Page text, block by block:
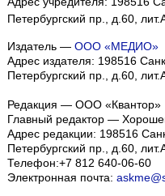
Петербургский пр., д.60,
Издатель — ООО «МЕДИО»
Адрес издателя: 198516
Петербургский пр., д.60,
Редакция — ООО «Квантор»
Главный редактор —
Адрес редакции: 198516
Петербургский пр., д.60,
Телефон:+7 812 640-06-60
Электронная почта: